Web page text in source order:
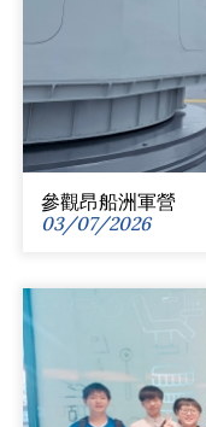
參觀昂船洲軍營
03/07/2026